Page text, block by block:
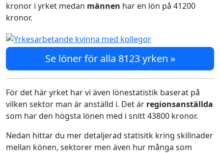
kronor i yrket medan männen har en lön på 41200
kronor.
Se löner för alla 8123 yrken »
För det här yrket har vi även lönestatistik baserat på
vilken sektor man är anställd i. Det är regionsanställda
som har den högsta lönen med i snitt 43800 kronor.
Nedan hittar du mer detaljerad statisitk kring skillnader
mellan könen, sektorer men även hur många som